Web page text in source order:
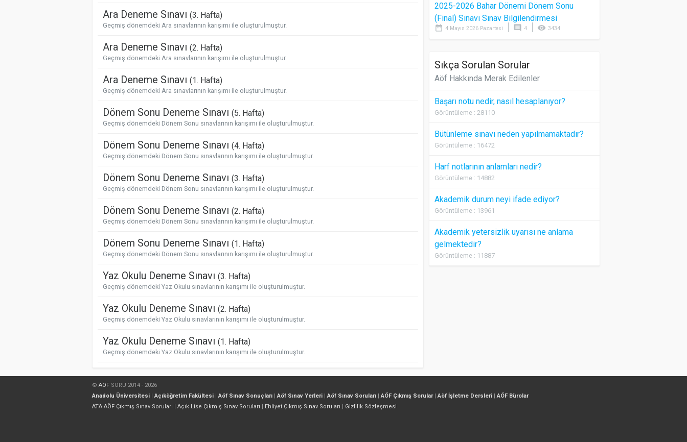
Ara Deneme Sınavı (3. Hafta)
Geçmiş dönemdeki Ara sınavlarının karışımı ile oluşturulmuştur.
Ara Deneme Sınavı (2. Hafta)
Geçmiş dönemdeki Ara sınavlarının karışımı ile oluşturulmuştur.
Ara Deneme Sınavı (1. Hafta)
Geçmiş dönemdeki Ara sınavlarının karışımı ile oluşturulmuştur.
Dönem Sonu Deneme Sınavı (5. Hafta)
Geçmiş dönemdeki Dönem Sonu sınavlarının karışımı ile oluşturulmuştur.
Dönem Sonu Deneme Sınavı (4. Hafta)
Geçmiş dönemdeki Dönem Sonu sınavlarının karışımı ile oluşturulmuştur.
Dönem Sonu Deneme Sınavı (3. Hafta)
Geçmiş dönemdeki Dönem Sonu sınavlarının karışımı ile oluşturulmuştur.
Dönem Sonu Deneme Sınavı (2. Hafta)
Geçmiş dönemdeki Dönem Sonu sınavlarının karışımı ile oluşturulmuştur.
Dönem Sonu Deneme Sınavı (1. Hafta)
Geçmiş dönemdeki Dönem Sonu sınavlarının karışımı ile oluşturulmuştur.
Yaz Okulu Deneme Sınavı (3. Hafta)
Geçmiş dönemdeki Yaz Okulu sınavlarının karışımı ile oluşturulmuştur.
Yaz Okulu Deneme Sınavı (2. Hafta)
Geçmiş dönemdeki Yaz Okulu sınavlarının karışımı ile oluşturulmuştur.
Yaz Okulu Deneme Sınavı (1. Hafta)
Geçmiş dönemdeki Yaz Okulu sınavlarının karışımı ile oluşturulmuştur.
2025-2026 Bahar Dönemi Dönem Sonu
(Final) Sınavı Sınav Bilgilendirmesi
date_range 4 Mayıs 2026 Pazartesi comment 4 visibility 3434
Sıkça Sorulan Sorular
Aöf Hakkında Merak Edilenler
Başarı notu nedir, nasıl hesaplanıyor?
Görüntüleme : 28110
Bütünleme sınavı neden yapılmamaktadır?
Görüntüleme : 16472
Harf notlarının anlamları nedir?
Görüntüleme : 14882
Akademik durum neyi ifade ediyor?
Görüntüleme : 13961
Akademik yetersizlik uyarısı ne anlama
gelmektedir?
Görüntüleme : 11887
© AÖF SORU 2014 - 2026
Anadolu Üniversitesi |Açıköğretim Fakültesi |Aöf Sınav Sonuçları |Aöf Sınav Yerleri |Aöf Sınav Soruları |AÖF Çıkmış Sorular|Aöf İşletme Dersleri |AÖF Bürolar
ATA AÖF Çıkmış Sınav Soruları | Açık Lise Çıkmış Sınav Soruları | Ehliyet Çıkmış Sınav Soruları | Gizlilik Sözleşmesi